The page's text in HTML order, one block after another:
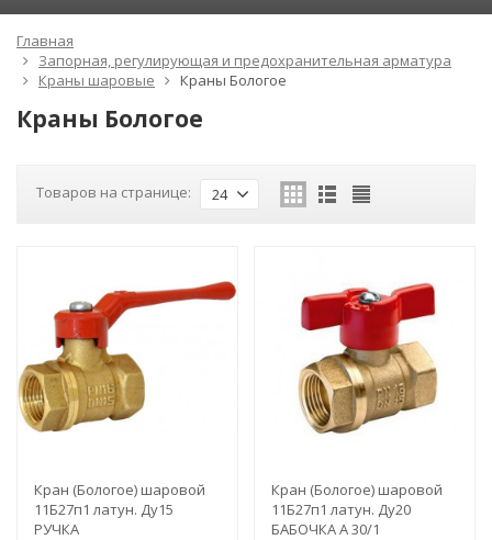
Главная
Запорная, регулирующая и предохранительная арматура
Краны шаровые
Краны Бологое
Краны Бологое
Товаров на странице: 24
Кран (Бологое) шаровой
11Б27п1 латун. Ду15
РУЧКА
Кран (Бологое) шаровой
11Б27п1 латун. Ду20
БАБОЧКА А 30/1